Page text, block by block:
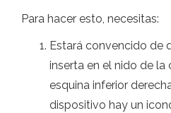
Para hacer esto, necesitas:
Estará convencido de
inserta en el nido de
esquina inferior
dispositivo hay un